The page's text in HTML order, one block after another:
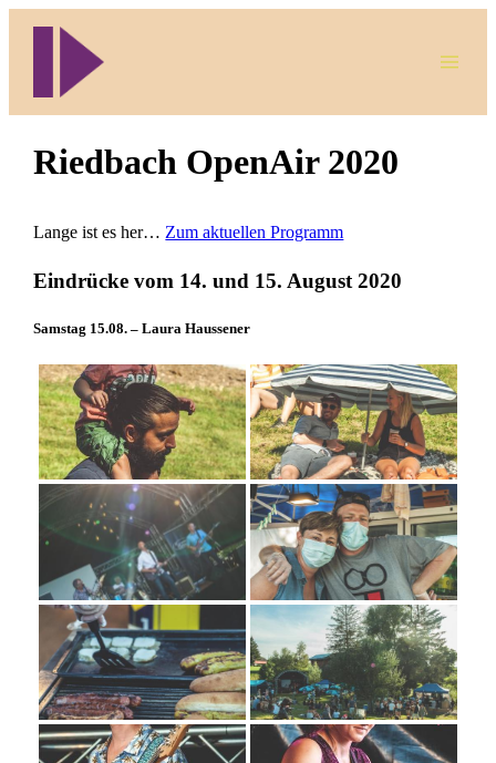
Riedbach OpenAir 2020
Lange ist es her… Zum aktuellen Programm
Eindrücke vom 14. und 15. August 2020
Samstag 15.08. – Laura Haussener